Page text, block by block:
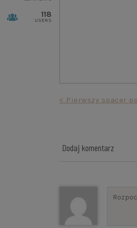
Nawigacja
< Pierwszy spacer
Dodaj komentarz
118
USERS